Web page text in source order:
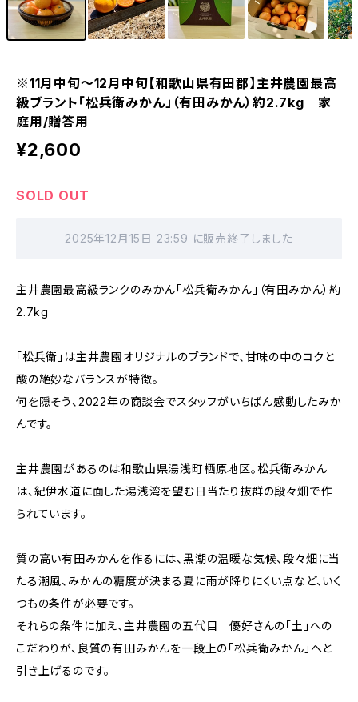
※11月中旬〜12月中旬【和歌山県有田郡】主井農園最高
級ブラント「松兵衛みかん」（有田みかん）約2.7kg 家
庭用/贈答用
¥2,600
SOLD OUT
2025年12月15日 23:59 に販売終了しました
主井農園最高級ランクのみかん「松兵衛みかん」（有田みかん）約
2.7kg
「松兵衛」は主井農園オリジナルのブランドで、甘味の中のコクと
酸の絶妙なバランスが特徴。
何を隠そう、2022年の商談会でスタッフがいちばん感動したみか
んです。
主井農園があるのは和歌山県湯浅町栖原地区。松兵衛みかん
は、紀伊水道に面した湯浅湾を望む日当たり抜群の段々畑で作
られています。
質の高い有田みかんを作るには、黒潮の温暖な気候、段々畑に当
たる潮風、みかんの糖度が決まる夏に雨が降りにくい点など、いく
つもの条件が必要です。
それらの条件に加え、主井農園の五代目 優好さんの「土」への
こだわりが、良質の有田みかんを一段上の「松兵衛みかん」へと
引き上げるのです。